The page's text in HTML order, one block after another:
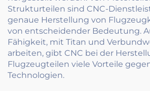
Strukturteilen sind CNC-
genaue Herstellung von
von entscheidender Bedeutung.
Fähigkeit, mit Titan und
arbeiten, gibt CNC bei der
Flugzeugteilen viele Vorteile
Technologien.